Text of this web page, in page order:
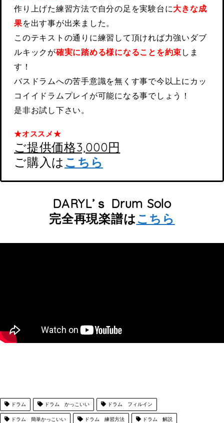
作り上げた練習方法で自分の足を実験台に大きな成
果を出す事が出来ました。
このテキストの通りに練習して頂ければ力強いダブ
ルキックが確実に踏める様になることを約束 しま
す！
バスドラムへの苦手意識を無くす事で今以上にカッ
コイイドラムプレイが可能になる事でしょう！
是非お試し下さい。
★オススメ★
ご提供価格3,000円
ご購入は こちら
DARYL’ｓ Drum Solo
完全再現楽譜はこちら
ドラム ドラム かっこいい ドラム フィルイン
ドラム 簡単かっこいい ドラム 練習方法 ドラム 解説